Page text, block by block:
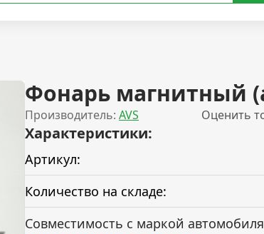
Фонарь магнитный
Производитель: AVS Оценить
Характеристики:
Артикул:
Количество на складе:
Совместимость с маркой